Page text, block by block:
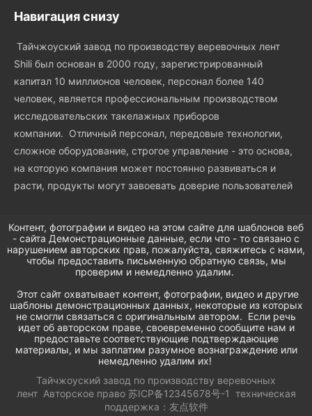
Навигация снизу
Тайчжоуский завод по производству веревочных лент
Shili был основан в 2000 году, зарегистрированный
капитал 10 миллионов человек, персонал более 140
человек, является профессиональным производством
исследовательских такелажных приборов
компании. Отличный персонал, передовые технологии,
сложное оборудование, строгое управление - это основа,
на которую компания может постоянно развиваться и
расти, продукты могут завоевать доверие пользователей
Контент, фотографии и видео на этом сайте для шаблонов веб
- сайта Демонстрационные данные, если что - то связано с
нарушением авторских прав, пожалуйста, свяжитесь с нами,
чтобы предоставить письменную обратную связь, мы
проверим и немедленно удалим.
Этот сайт охватывает контент, фотографии, видео и другие
шаблоны демонстрационных данных, некоторые из которых
не смогли связаться с оригинальным автором. Если речь
идет об авторском праве, своевременно сообщите нам и
предоставьте соответствующие подтверждающие
материалы, и мы заплатим разумное вознаграждение или
немедленно удалим их!
Тайчжоуский завод по производству веревочных
лент Авторское право 苏ICP备12345678号-1 техническая
поддержка： 友点软件